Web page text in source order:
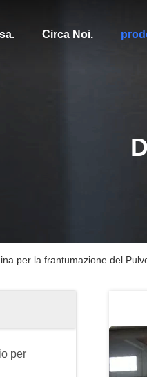
Circa Noi.
per la frantumazione del
per